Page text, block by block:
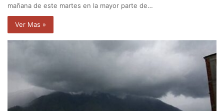
mañana de este martes en la mayor parte de…
Ver Mas »